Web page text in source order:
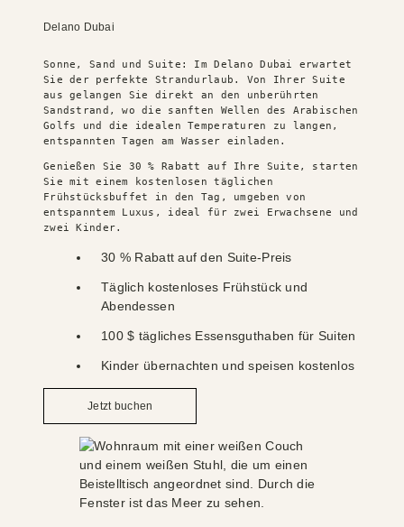
Delano Dubai
Sonne, Sand und Suite: Im Delano Dubai erwartet
Sie der perfekte Strandurlaub. Von Ihrer Suite
aus gelangen Sie direkt an den unberührten
Sandstrand, wo die sanften Wellen des Arabischen
Golfs und die idealen Temperaturen zu langen,
entspannten Tagen am Wasser einladen.
Genießen Sie 30 % Rabatt auf Ihre Suite, starten
Sie mit einem kostenlosen täglichen
Frühstücksbuffet in den Tag, umgeben von
entspanntem Luxus, ideal für zwei Erwachsene und
zwei Kinder.
30 % Rabatt auf den Suite-Preis
Täglich kostenloses Frühstück und
Abendessen
100 $ tägliches Essensguthaben für Suiten
Kinder übernachten und speisen kostenlos
Jetzt buchen